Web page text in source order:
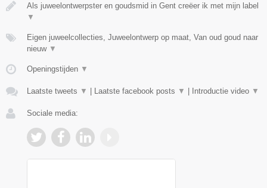
Als juweelontwerpster en goudsmid in Gent creëer ik met mijn label
▼
Eigen juweelcollecties, Juweelontwerp op maat, Van oud goud naar
nieuw ▼
Openingstijden ▼
Laatste tweets ▼ Laatste facebook posts ▼ Introductie video ▼
Sociale media: